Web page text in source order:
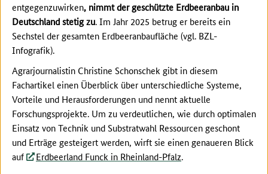
entgegenzuwirken, nimmt der geschützte Erdbeeranbau in
Deutschland stetig zu. Im Jahr 2025 betrug er bereits ein
Sechstel der gesamten Erdbeeranbaufläche (vgl. BZL-
Infografik).
Agrarjournalistin Christine Schonschek gibt in diesem
Fachartikel einen Überblick über unterschiedliche Systeme,
Vorteile und Herausforderungen und nennt aktuelle
Forschungsprojekte. Um zu verdeutlichen, wie durch optimalen
Einsatz von Technik und Substratwahl Ressourcen geschont
und Erträge gesteigert werden, wirft sie einen genaueren Blick
auf
Erdbeerland Funck in Rheinland-Pfalz.